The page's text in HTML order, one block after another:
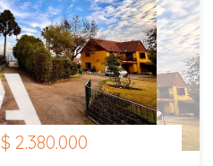
$ 2.380.000